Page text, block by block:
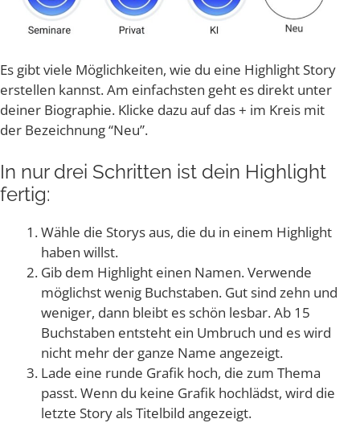
Es gibt vie­le Mög­lich­kei­ten, wie du eine High­light Sto­ry
erstel­len kannst. Am ein­fachs­ten geht es direkt unter
dei­ner Bio­gra­phie. Kli­cke dazu auf das + im Kreis mit
der Bezeich­nung “Neu”.
In nur drei Schrit­ten ist dein High­light
fertig:
Wäh­le die Sto­rys aus, die du in einem High­light
haben willst.
Gib dem High­light einen Namen. Ver­wen­de
mög­lichst wenig Buch­sta­ben. Gut sind zehn und
weni­ger, dann bleibt es schön les­bar. Ab 15
Buch­sta­ben ent­steht ein Umbruch und es wird
nicht mehr der gan­ze Name angezeigt.
Lade eine run­de Gra­fik hoch, die zum The­ma
passt. Wenn du kei­ne Gra­fik hoch­lädst, wird die
letz­te Sto­ry als Titel­bild angezeigt.